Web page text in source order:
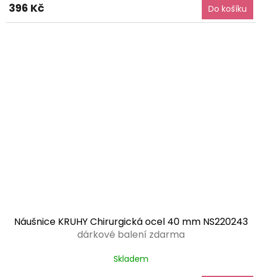
396 Kč Do košíku
Náušnice KRUHY Chirurgická ocel 40 mm NS220243
dárkové balení zdarma
Skladem